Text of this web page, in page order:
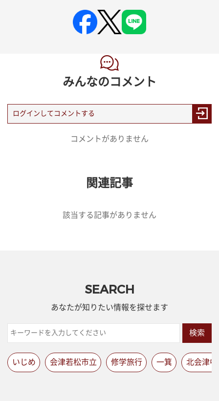
みんなのコメント
コメントがありません
関連記事
該当する記事がありません
SEARCH
あなたが知りたい情報を探せます
検索
いじめ 会津若松市立 修学旅行 一箕 北会津中